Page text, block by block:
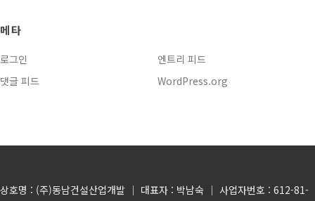
메타
로그인
엔트리 피드
댓글 피드
WordPress.org
상호명 : (주)동남건설산업개발 │ 대표자 : 박남숙 │ 사업자번호 : 612-81-